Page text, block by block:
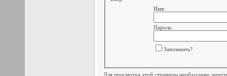
Имя:
Пароль:
Запомнить?
Для просмотра этой страницы необходимо